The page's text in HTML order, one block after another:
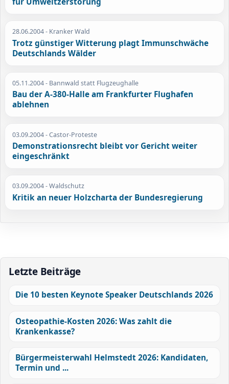
28.06.2004- Kranker Wald
Trotz günstiger Witterung plagt Immunschwäche
Deutschlands Wälder
05.11.2004- Bannwald statt Flugzeughalle
Bau der A-380-Halle am Frankfurter Flughafen
ablehnen
03.09.2004- Castor-Proteste
Demonstrationsrecht bleibt vor Gericht weiter
eingeschränkt
03.09.2004- Waldschutz
Kritik an neuer Holzcharta der Bundesregierung
Letzte Beiträge
Die 10 besten Keynote Speaker Deutschlands 2026
Osteopathie-Kosten 2026: Was zahlt die
Krankenkasse?
Bürgermeisterwahl Helmstedt 2026: Kandidaten,
Termin und ...